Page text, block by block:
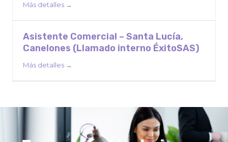
Más detalles
Asistente Comercial – Santa Lucía,
Canelones (Llamado interno ÉxitoSAS)
Más detalles